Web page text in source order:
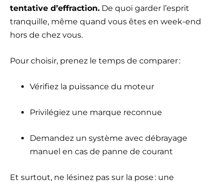
tentative d’effraction. De quoi garder l’esprit
tranquille, même quand vous êtes en week-end
hors de chez vous.
Pour choisir, prenez le temps de comparer :
Vérifiez la puissance du moteur
Privilégiez une marque reconnue
Demandez un système avec débrayage
manuel en cas de panne de courant
Et surtout, ne lésinez pas sur la pose : une